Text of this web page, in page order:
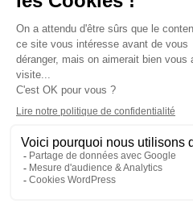
Contactez-nous-Mentions
confidentialité-Gestion des cookies